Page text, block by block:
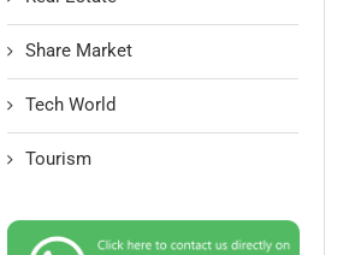
Share Market
Tech World
Tourism